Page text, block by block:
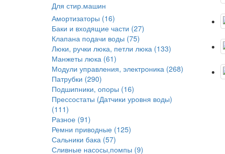
Для стир.машин
Амортизаторы (16)
Баки и входящие части (27)
Клапана подачи воды (75)
Люки, ручки люка, петли люка (133)
Манжеты люка (61)
Модули управления, электроника (268)
Патрубки (290)
Подшипники, опоры (16)
Прессостаты (Датчики уровня воды)
(111)
Разное (91)
Ремни приводные (125)
Сальники бака (57)
Сливные насосы,помпы (9)